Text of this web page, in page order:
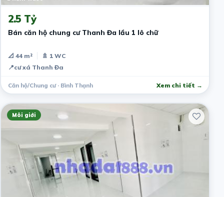
2.5 Tỷ
Bán căn hộ chung cư Thanh Đa lầu 1 lô chữ
📐 44 m²
🚿 1 WC
📍cư xá Thanh Đa
Căn hộ/Chung cư · Bình Thạnh Xem chi tiết →
Môi giới